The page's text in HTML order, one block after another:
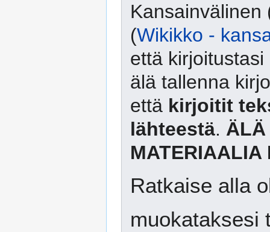
Kansainvälinen
(Wikikko -
että
älä tallenna
että kirjoitit
lähteestä. ÄLÄ
MATERIAALIA
Ratkaise alla
muokataksesi